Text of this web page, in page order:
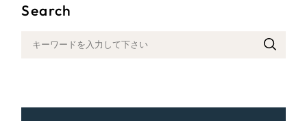
カラフル・多色
その他
Search